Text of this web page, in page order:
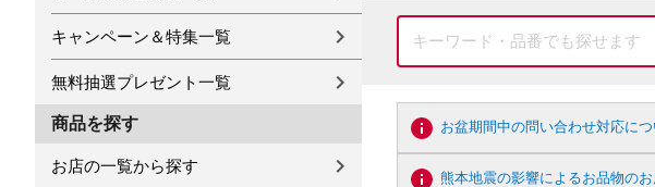
キャンペーン＆特集一覧
無料抽選プレゼント一覧
商品を探す
お店の一覧から探す
お盆期間中の問い合わせ対応につ
熊本地震の影響によるお品物の